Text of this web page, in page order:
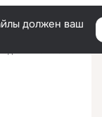
должен ваш